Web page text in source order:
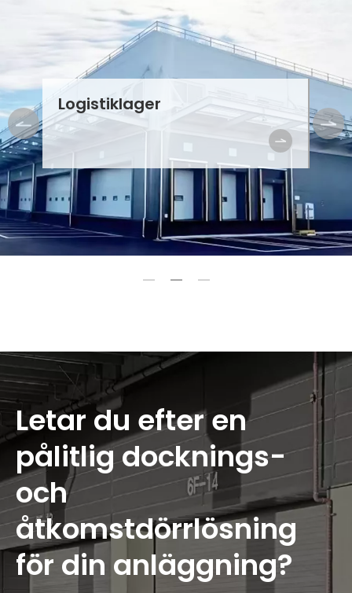
Logistiklager
Letar du efter en
pålitlig docknings-
och
åtkomstdörrlösning
för din anläggning?